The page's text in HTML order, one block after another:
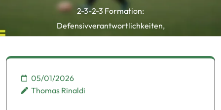
2-3-2-3 Formation:
Defensivverantwortlichkeiten,
05/01/2026
Thomas Rinaldi